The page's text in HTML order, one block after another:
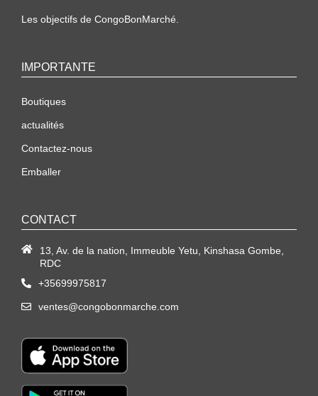
Les objectifs de CongoBonMarché.
IMPORTANTE
Boutiques
actualités
Contactez-nous
Emballer
CONTACT
13, Av. de la nation, Immeuble Yetu, Kinshasa Gombe,
RDC
+35699975817
ventes@congobonmarche.com